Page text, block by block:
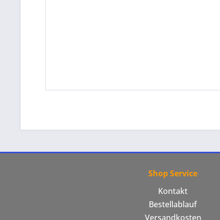
Shop Service
Kontakt
Bestellablauf
Versandkosten